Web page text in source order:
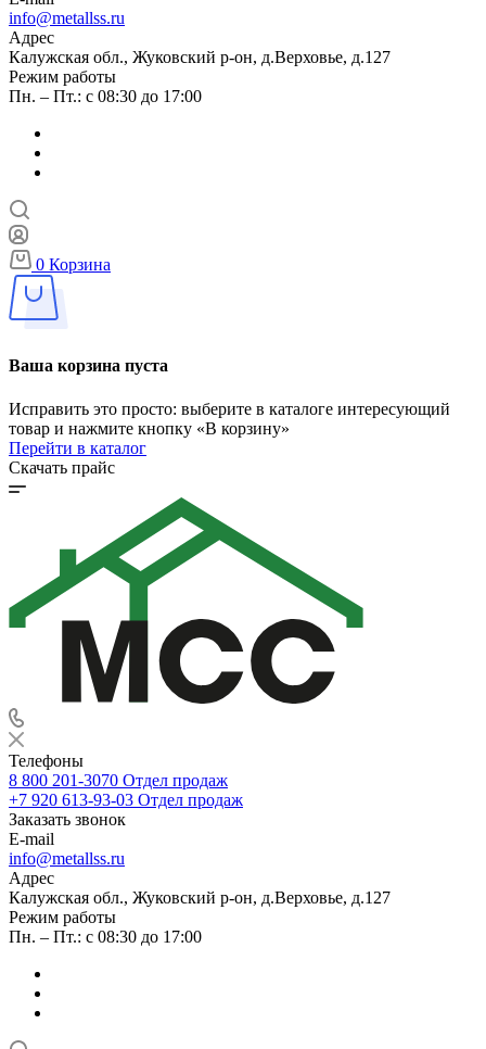
info@metallss.ru
Адрес
Калужская обл., Жуковский р-он, д.Верховье, д.127
Режим работы
Пн. – Пт.: с 08:30 до 17:00
0 Корзина
Ваша корзина пуста
Исправить это просто: выберите в каталоге интересующий
товар и нажмите кнопку «В корзину»
Перейти в каталог
Скачать прайс
Телефоны
8 800 201-3070 Отдел продаж
+7 920 613-93-03 Отдел продаж
Заказать звонок
E-mail
info@metallss.ru
Адрес
Калужская обл., Жуковский р-он, д.Верховье, д.127
Режим работы
Пн. – Пт.: с 08:30 до 17:00